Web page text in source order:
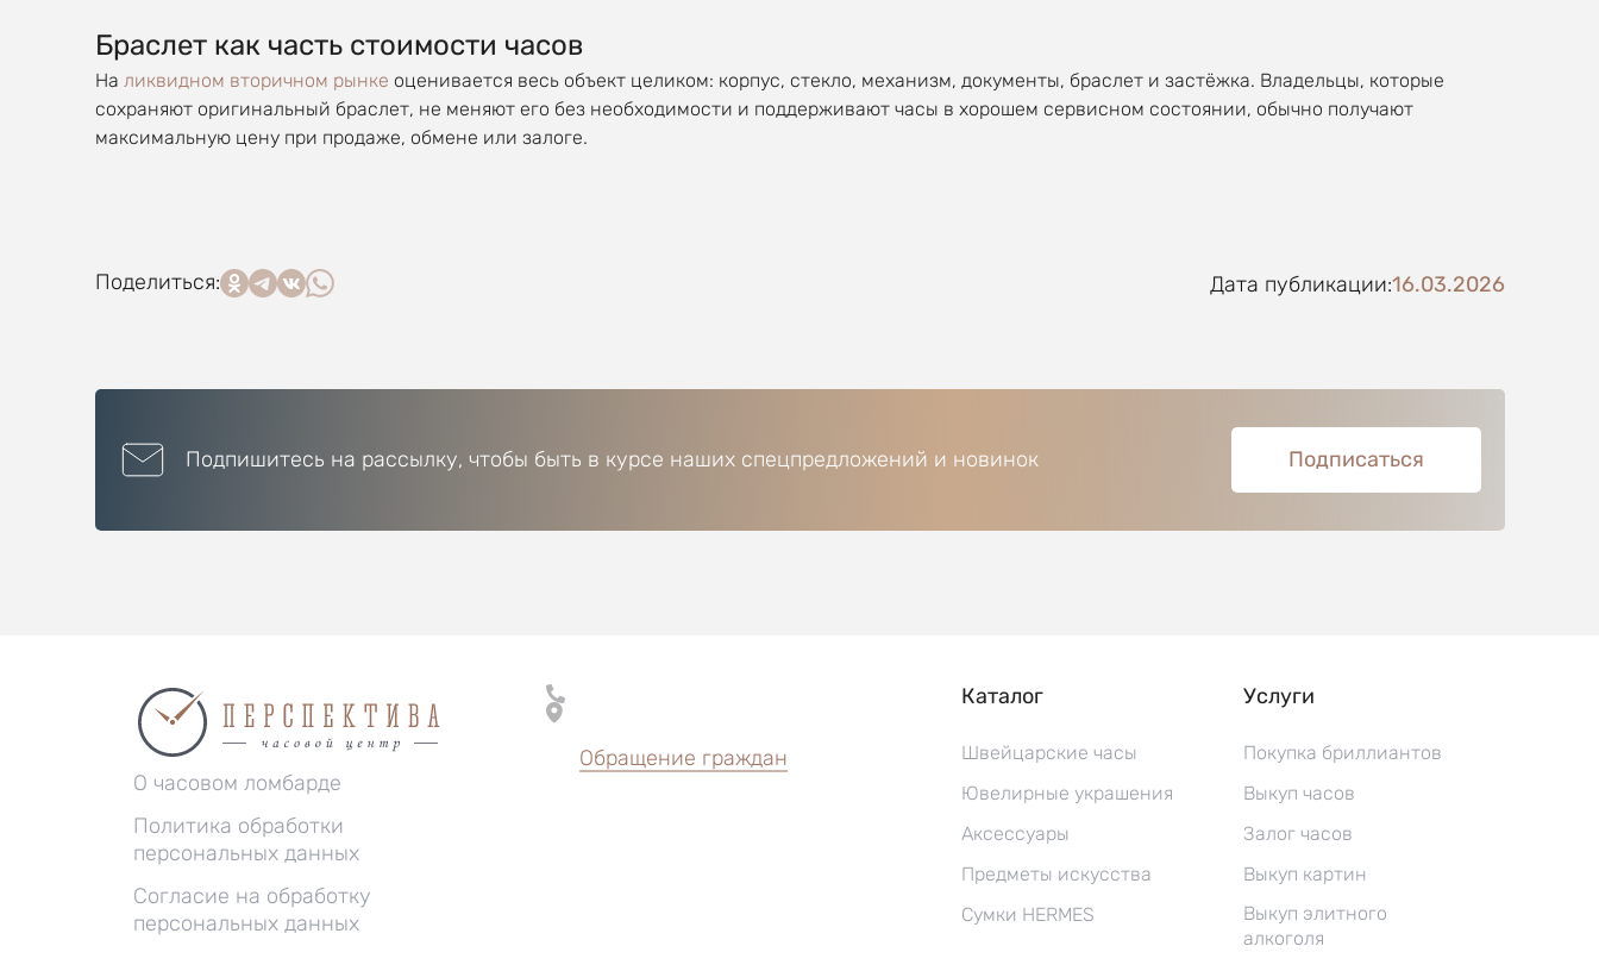
Браслет как часть стоимости часов
На ликвидном вторичном рынке оценивается весь объект целиком: корпус, стекло, механизм, документы, браслет и застёжка. Владельцы, которые
сохраняют оригинальный браслет, не меняют его без необходимости и поддерживают часы в хорошем сервисном состоянии, обычно получают
максимальную цену при продаже, обмене или залоге.
Поделиться: Дата публикации:16.03.2026
Подпишитесь на рассылку, чтобы быть в курсе наших спецпредложений и новинок Подписаться
О часовом ломбарде
Политика обработки
персональных данных
Согласие на обработку
персональных данных
Обращение граждан
Каталог
Швейцарские часы
Ювелирные украшения
Аксессуары
Предметы искусства
Сумки HERMES
Услуги
Покупка бриллиантов
Выкуп часов
Залог часов
Выкуп картин
Выкуп элитного
алкоголя